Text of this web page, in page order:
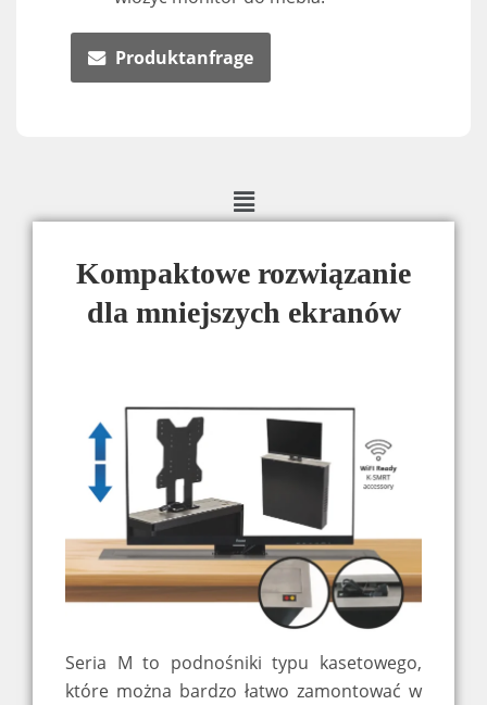
Produktanfrage
Kompaktowe rozwiązanie
dla mniejszych ekranów
Seria M to podnośniki typu kasetowego,
które można bardzo łatwo zamontować w